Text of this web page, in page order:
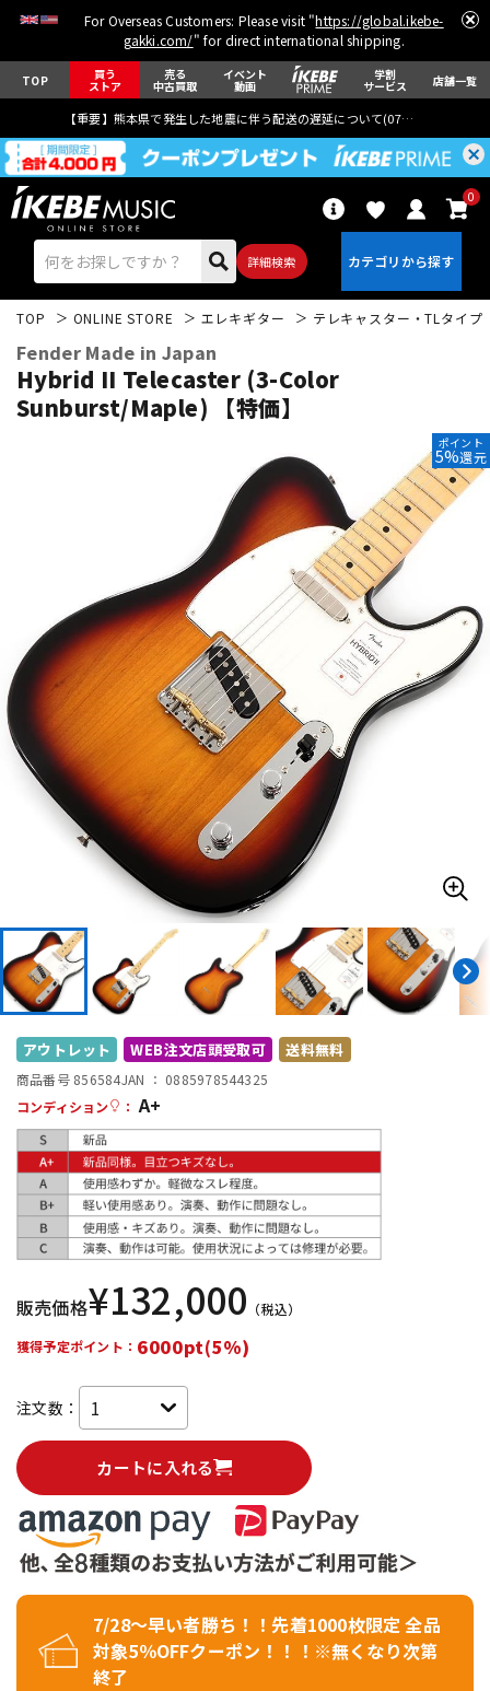
For Overseas Customers: Please visit "https://global.ikebe-
gakki.com/" for direct international shipping.
TOP 買う
ストア
売る
中古買取
イベント
動画
学割
サービス 店舗一覧
【重要】熊本県で発生した地震に伴う配送の遅延について(07月29日
詳細検索
0
ウクレレ
ドラム パーカッション
キーボード 電子ピアノ
その他楽器
アンプ エフェクター
DTM オンライン納品 レコーディング機器
配信/ライブ機器
中古 ヴィンテージ
TOP ONLINE STORE エレキギター テレキャスター・TLタイプ
Fender Made in Japan
Hybrid II Telecaster (3-Color
Sunburst/Maple) 【特価】
ポイント
5%還元
アウトレット WEB注文店頭受取可 送料無料
商品番号 856584JAN ： 0885978544325
コンディション
： A+
販売価格¥132,000 （税込）
獲得予定ポイント： 6000pt(5%)
注文数：
カートに入れる
7/28～早い者勝ち！！先着1000枚限定 全品
対象5％OFFクーポン！！！※無くなり次第
終了